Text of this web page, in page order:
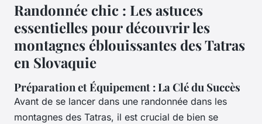
Randonnée chic : Les astuces
essentielles pour découvrir les
montagnes éblouissantes des Tatras
en Slovaquie
Préparation et Équipement : La Clé du Succès
Avant de se lancer dans une randonnée dans les
montagnes des Tatras, il est crucial de bien se